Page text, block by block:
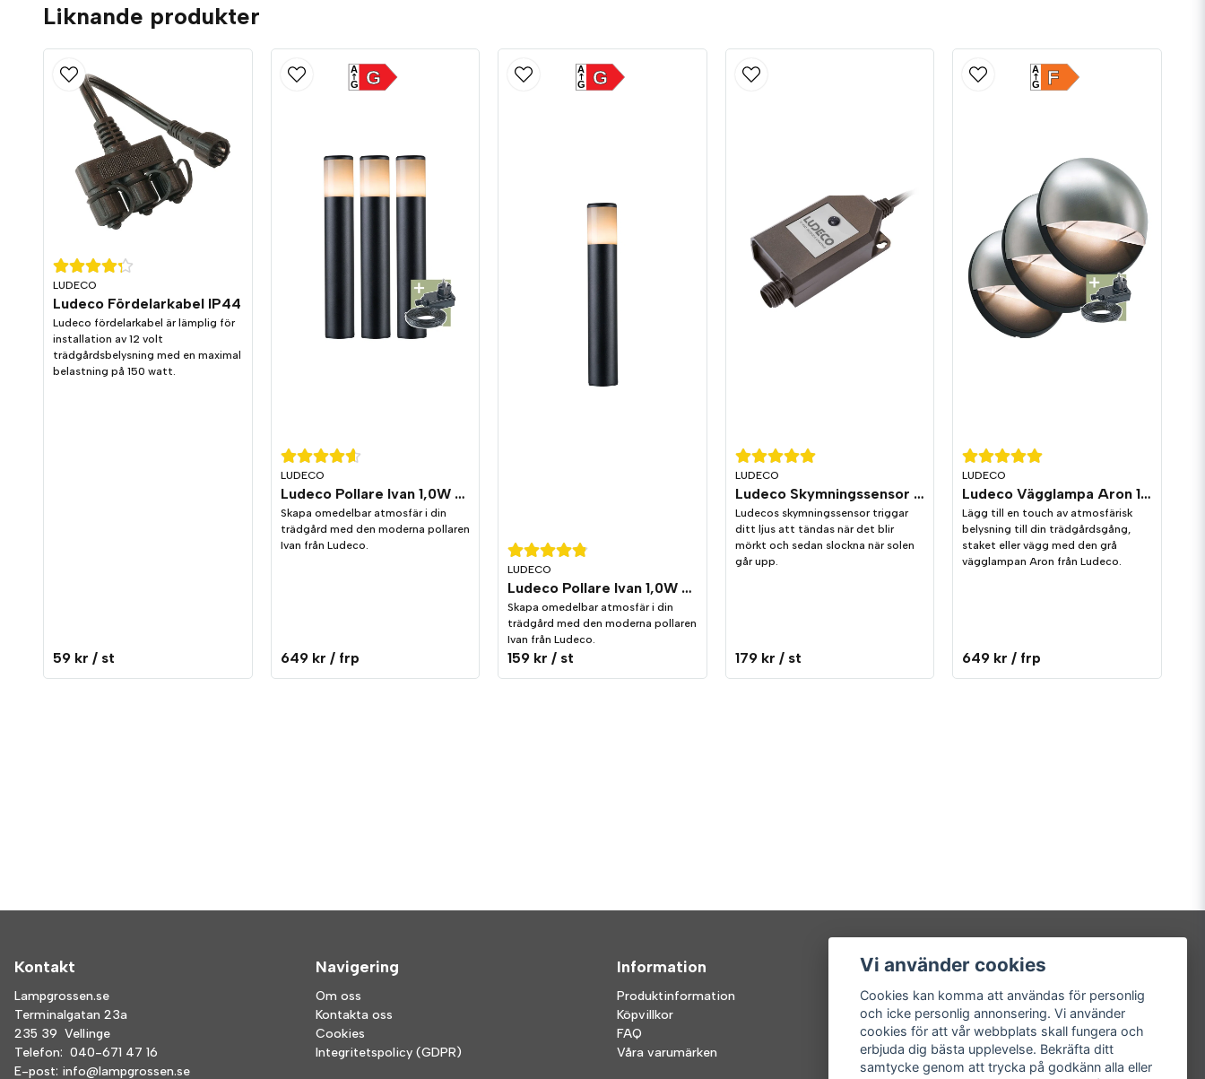
Liknande produkter
LUDECO
Ludeco Fördelarkabel IP44
Ludeco fördelarkabel är lämplig för
installation av 12 volt
trädgårdsbelysning med en maximal
belastning på 150 watt.
59 kr / st
LUDECO
Ludeco Pollare Ivan 1,0W 90lm IP44 3-pack
Skapa omedelbar atmosfär i din
trädgård med den moderna pollaren
Ivan från Ludeco.
649 kr / frp
G
A
G
LUDECO
Ludeco Pollare Ivan 1,0W 90lm IP44
Skapa omedelbar atmosfär i din
trädgård med den moderna pollaren
Ivan från Ludeco.
159 kr / st
G
A
G
LUDECO
Ludeco Skymningssensor IP44
Ludecos skymningssensor triggar
ditt ljus att tändas när det blir
mörkt och sedan slockna när solen
går upp.
179 kr / st
LUDECO
Ludeco Vägglampa Aron 1,0W 90lm IP44 3-pack
Lägg till en touch av atmosfärisk
belysning till din trädgårdsgång,
staket eller vägg med den grå
vägglampan Aron från Ludeco.
649 kr / frp
F
A
G
Kontakt
Lampgrossen.se
Terminalgatan 23a
235 39 Vellinge
Telefon: 040-671 47 16
E-post: info@lampgrossen.se
Navigering
Om oss
Kontakta oss
Cookies
Integritetspolicy (GDPR)
Information
Produktinformation
Köpvillkor
FAQ
Våra varumärken
Mitt konto
Logga in
Registrera dig
Glömt lösenord?
Vi använder cookies
Cookies kan komma att användas för personlig
och icke personlig annonsering. Vi använder
cookies för att vår webbplats skall fungera och
erbjuda dig bästa upplevelse. Bekräfta ditt
samtycke genom att trycka på godkänn alla eller